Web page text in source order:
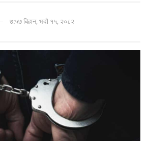
७:५७ बिहान, भदौ १५, २०८२